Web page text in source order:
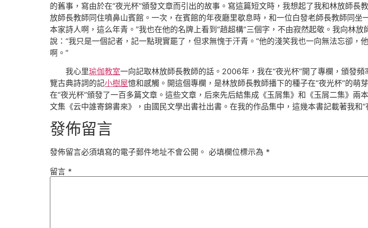
的舊事，寫由於在“夜光杯”頒發文章而引出的故事。寫這篇短文時，我想起了我和林放師
放師長教師同住噴鼻山賓館。一次，在賓館的年夜廳里歇息時，和一位白發老師長教師同
本家詩人啊，這么年青。”我也在他的名牌上看到“趙超構”三個字，不由寂然起敬。我向林
說：“我只是一個記者，記一點現實罷了，但求無愧于汗青。”他的淺笑我也一向無法忘卻，
啊。”
我心里瑜伽教室一向記取林放師長教師的話。2006年，我在“夜光杯”開了專欄，頒發
覽古典詩詞的記小樹屋憶和感觸。開這個專欄，是林放師長教師播下的種子在“夜光杯”的萌
在“夜光杯”頒發了一百多篇文章。這些文章，后來先后結集成《玉屑集》和《玉屑二集》兩
文集《云中誰寄錦書來》，由國民文學出書社出書。在我的作品集中，這幾本書記載著我和“
發佈留言
發佈留言必須填寫的電子郵件地址不會公開。 必填欄位標示為 *
留言 *